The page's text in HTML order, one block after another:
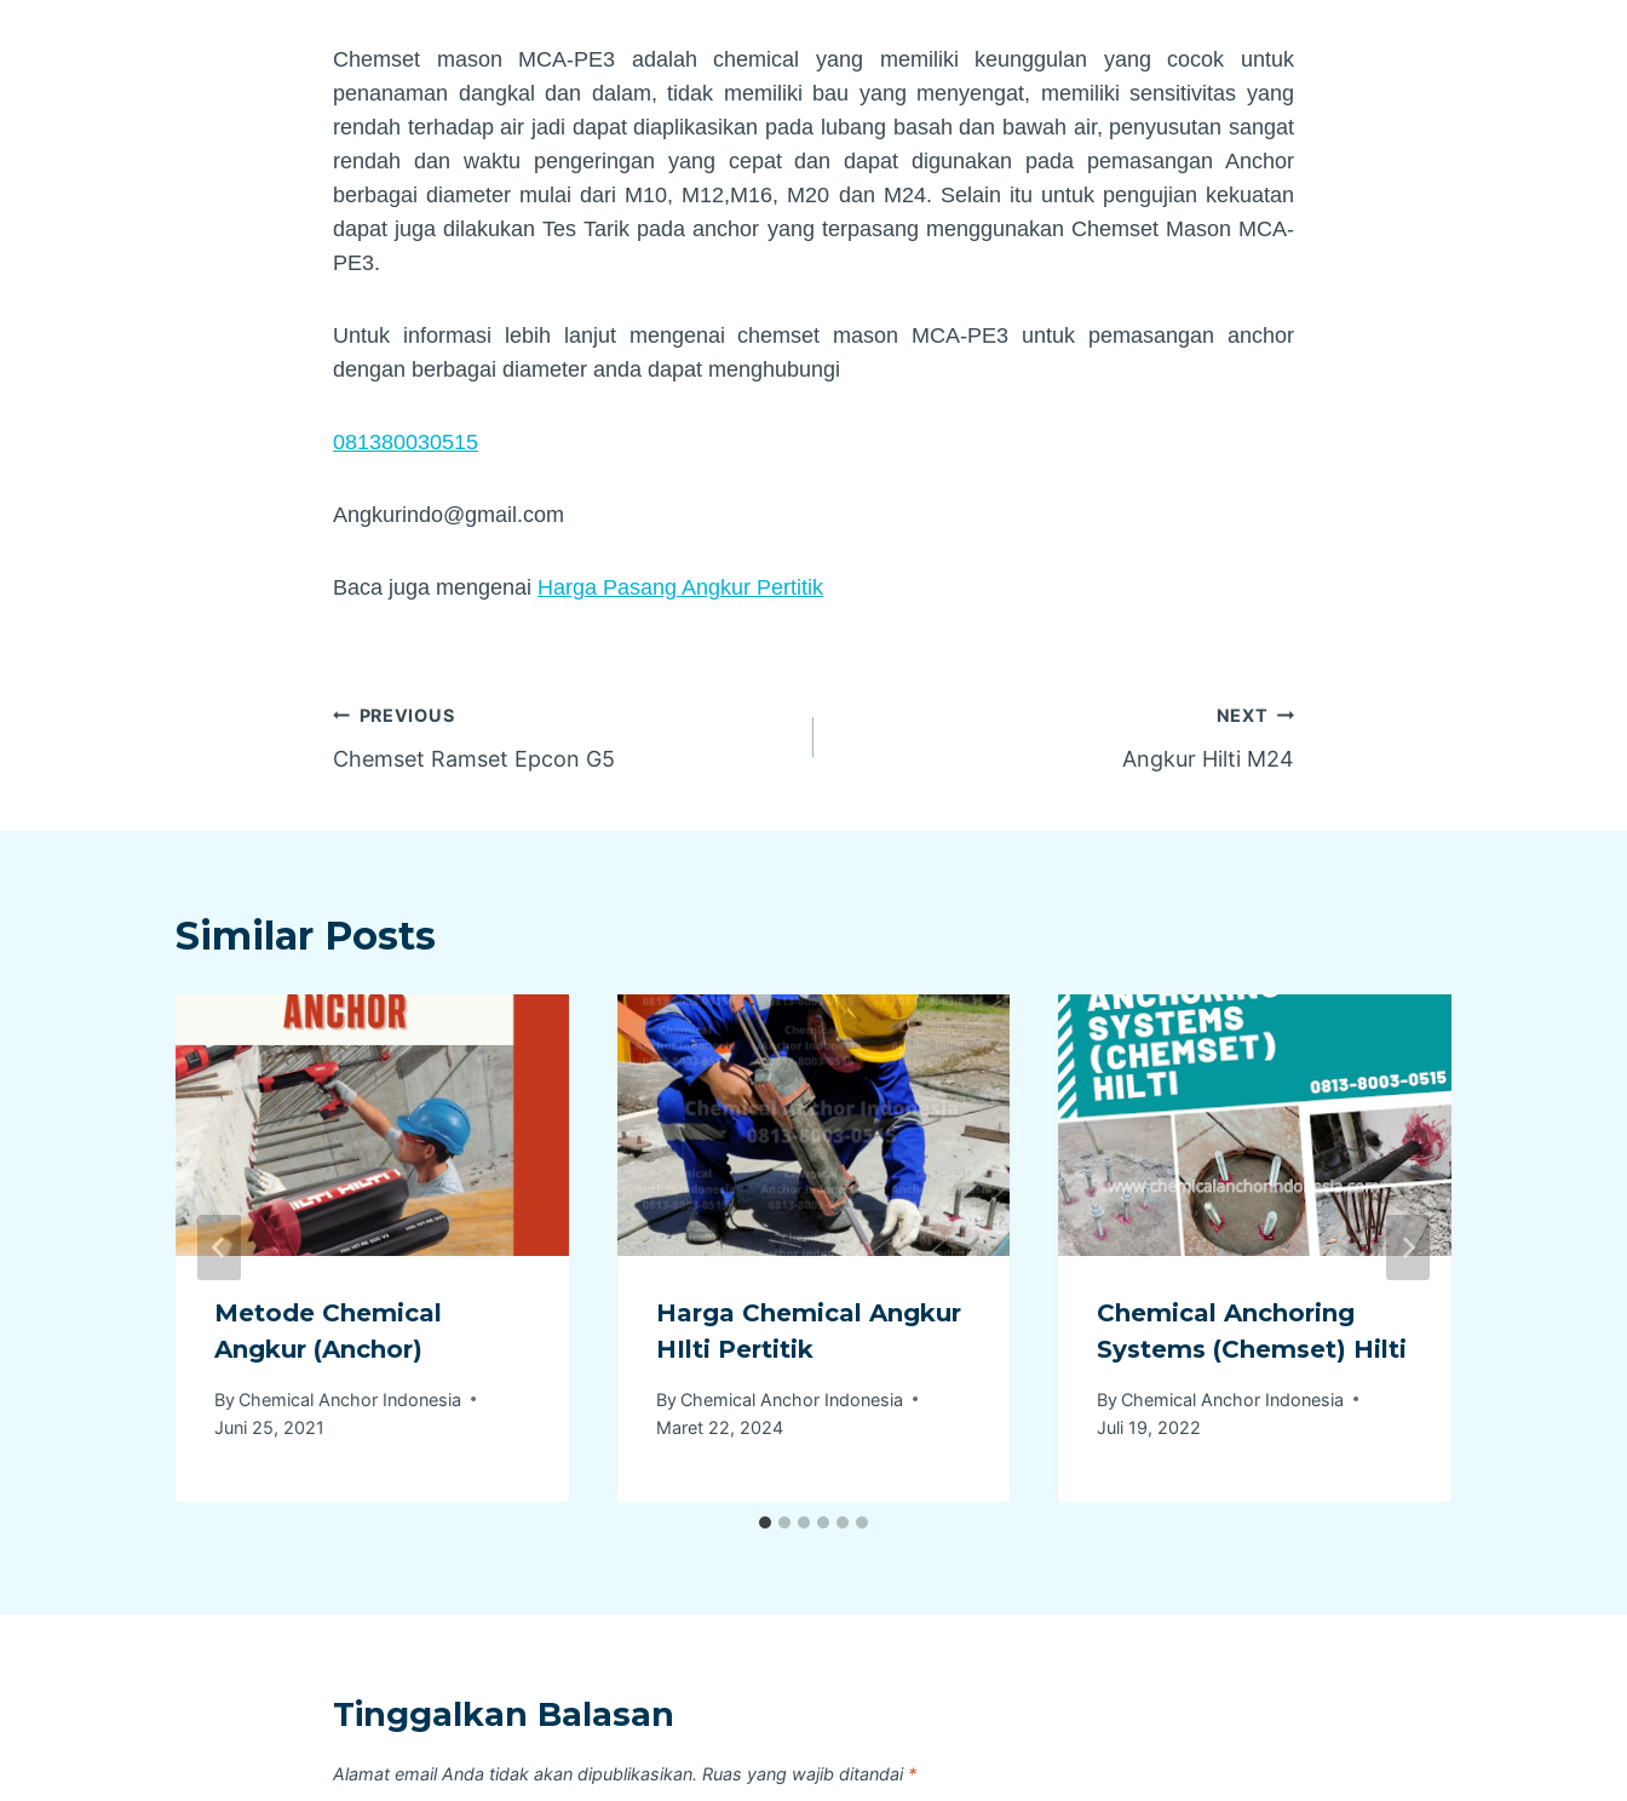
Chemset mason MCA-PE3 adalah chemical yang memiliki keunggulan yang cocok untuk
penanaman dangkal dan dalam, tidak memiliki bau yang menyengat, memiliki sensitivitas yang
rendah terhadap air jadi dapat diaplikasikan pada lubang basah dan bawah air, penyusutan sangat
rendah dan waktu pengeringan yang cepat dan dapat digunakan pada pemasangan Anchor
berbagai diameter mulai dari M10, M12,M16, M20 dan M24. Selain itu untuk pengujian kekuatan
dapat juga dilakukan Tes Tarik pada anchor yang terpasang menggunakan Chemset Mason MCA-
PE3.
Untuk informasi lebih lanjut mengenai chemset mason MCA-PE3 untuk pemasangan anchor
dengan berbagai diameter anda dapat menghubungi
081380030515
Angkurindo@gmail.com
Baca juga mengenai Harga Pasang Angkur Pertitik
Navigasi
pos
PREVIOUS
Chemset Ramset Epcon G5
NEXT
Angkur Hilti M24
Similar Posts
Metode Chemical
Angkur (Anchor)
By Chemical Anchor Indonesia
Juni 25, 2021
Harga Chemical Angkur
HIlti Pertitik
By Chemical Anchor Indonesia
Maret 22, 2024
Chemical Anchoring
Systems (Chemset) Hilti
By Chemical Anchor Indonesia
Juli 19, 2022
Tinggalkan Balasan
Alamat email Anda tidak akan dipublikasikan. Ruas yang wajib ditandai *